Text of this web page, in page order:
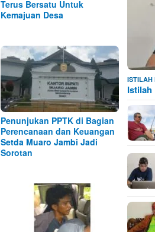
Terus Bersatu Untuk
Kemajuan Desa
Penunjukan PPTK di Bagian
Perencanaan dan Keuangan
Setda Muaro Jambi Jadi
Sorotan
ISTILAH
Istilah